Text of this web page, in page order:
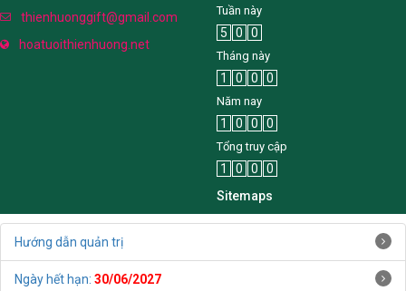
thienhuonggift@gmail.com
hoatuoithienhuong.net
Tuần này
5 0 0
Tháng này
1 0 0 0
Năm nay
1 0 0 0
Tổng truy cập
1 0 0
0
Sitemaps
Hướng dẫn quản trị
Ngày hết hạn: 30/06/2027